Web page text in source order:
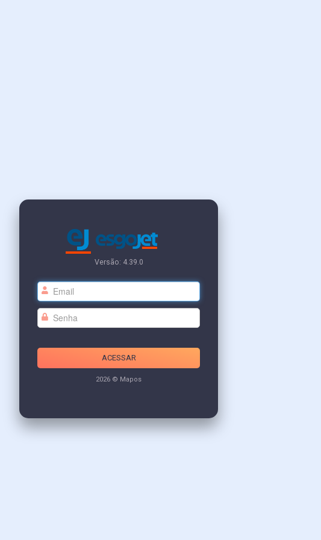
Versão: 4.39.0
ACESSAR
2026 © Mapos